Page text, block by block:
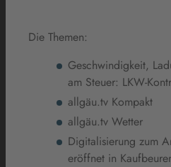
Die Themen:
Geschwindigkeit,
am Steuer: LKW-
allgäu.tv Kompakt
allgäu.tv Wetter
Digitalisierung zum
eröffnet in